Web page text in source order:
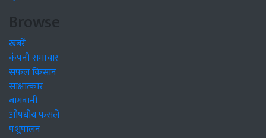
Browse
खबरें
कंपनी समाचार
सफल किसान
साक्षात्कार
बागवानी
औषधीय फसलें
पशुपालन